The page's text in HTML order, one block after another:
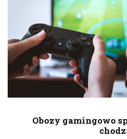
Obozy gamingowo